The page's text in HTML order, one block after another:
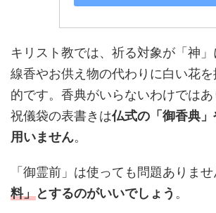
キリスト教では、祈る対象が「神
線香やお供え物の代わりに白い花
的です。香典がいらないわけでは
祝儀袋の表書きは仏式の「御香典
用いません。
「御霊前」は使っても問題ありませ
料」とするのがいいでしょう 。